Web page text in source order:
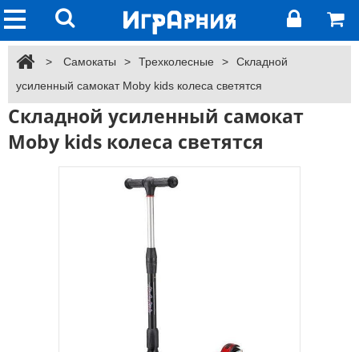
> Самокаты > Трехколесные >
Складной
усиленный самокат Moby kids колеса светятся
Складной усиленный самокат
Moby kids колеса светятся